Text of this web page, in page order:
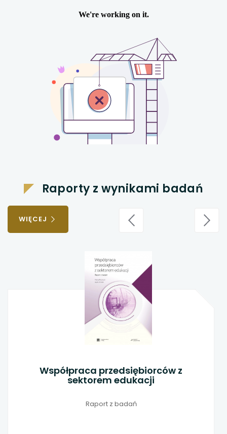
Raporty z wynikami badań
WIĘCEJ
poprzednie
Współpraca międzynarodowa
a jakość i organizacja pracy